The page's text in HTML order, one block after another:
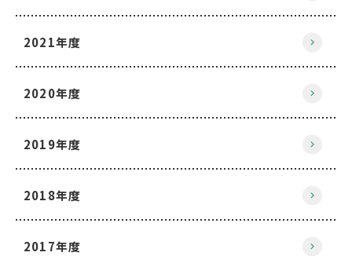
2021年度
2020年度
2019年度
2018年度
2017年度